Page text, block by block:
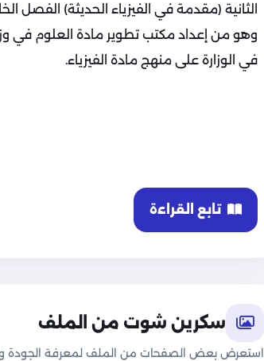
الثانية (مقدمة في الفيزياء الحديثة) الفصل
وهو من إعداد مكتب تطوير مادة العلوم في
في الوزارة على منهج مادة الفيزياء.
محتوى كتاب الوزارة الجديد في الفيزياء
تابع القراءة
سكرين شوت من الملف
استعرض بعض الصفحات من الملف لمعرفة الجودة